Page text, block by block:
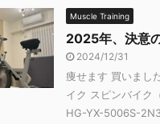
Muscle Training
2025年、決意
2024/12/31
痩せます 買いまし
イク スピンバイク
HG-YX-5006S-